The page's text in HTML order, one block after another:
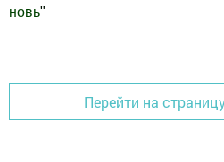
новь"
Перейти на